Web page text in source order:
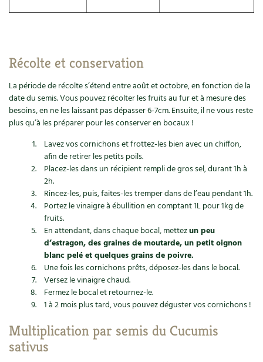
Récolte et conservation
La période de récolte s’étend entre août et octobre, en fonction de la
date du semis. Vous pouvez récolter les fruits au fur et à mesure des
besoins, en ne les laissant pas dépasser 6-7cm. Ensuite, il ne vous reste
plus qu’à les préparer pour les conserver en bocaux !
Lavez vos cornichons et frottez-les bien avec un chiffon,
afin de retirer les petits poils.
Placez-les dans un récipient rempli de gros sel, durant 1h à
2h.
Rincez-les, puis, faites-les tremper dans de l’eau pendant 1h.
Portez le vinaigre à ébullition en comptant 1L pour 1kg de
fruits.
En attendant, dans chaque bocal, mettezun peu
d’estragon, des graines de moutarde, un petit oignon
blanc pelé et quelques grains de poivre.
Une fois les cornichons prêts, déposez-les dans le bocal.
Versez le vinaigre chaud.
Fermez le bocal et retournez-le.
1 à 2 mois plus tard, vous pouvez déguster vos cornichons !
Multiplication par semis du Cucumis
sativus